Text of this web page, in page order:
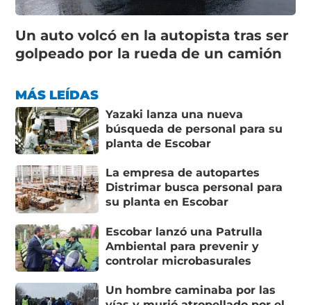
Un auto volcó en la autopista tras ser
golpeado por la rueda de un camión
MÁS LEÍDAS
Yazaki lanza una nueva
búsqueda de personal para su
planta de Escobar
La empresa de autopartes
Distrimar busca personal para
su planta en Escobar
Escobar lanzó una Patrulla
Ambiental para prevenir y
controlar microbasurales
Un hombre caminaba por las